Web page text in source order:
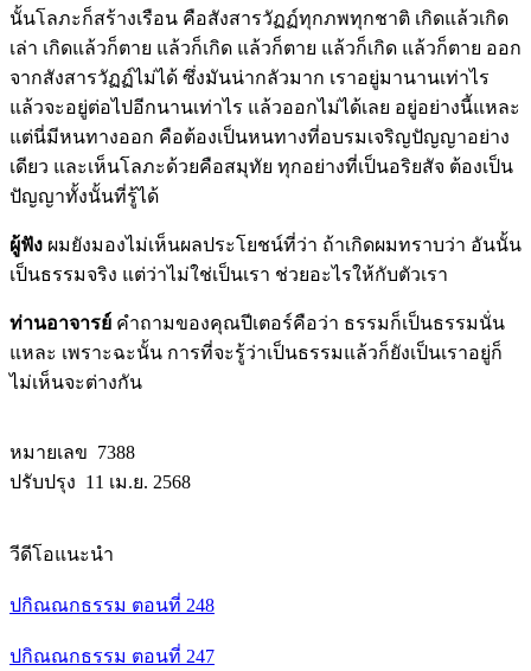
นั้นโลภะก็สร้างเรือน คือสังสารวัฏฏ์ทุกภพทุกชาติ เกิดแล้วเกิด
เล่า เกิดแล้วก็ตาย แล้วก็เกิด แล้วก็ตาย แล้วก็เกิด แล้วก็ตาย ออก
จากสังสารวัฏฏ์ไม่ได้ ซึ่งมันน่ากลัวมาก เราอยู่มานานเท่าไร
แล้วจะอยู่ต่อไปอีกนานเท่าไร แล้วออกไม่ได้เลย อยู่อย่างนี้แหละ
แต่นี่มีหนทางออก คือต้องเป็นหนทางที่อบรมเจริญปัญญาอย่าง
เดียว และเห็นโลภะด้วยคือสมุทัย ทุกอย่างที่เป็นอริยสัจ ต้องเป็น
ปัญญาทั้งนั้นที่รู้ได้
ผู้ฟัง ผมยังมองไม่เห็นผลประโยชน์ที่ว่า ถ้าเกิดผมทราบว่า อันนั้น
เป็นธรรมจริง แต่ว่าไม่ใช่เป็นเรา ช่วยอะไรให้กับตัวเรา
ท่านอาจารย์ คำถามของคุณปีเตอร์คือว่า ธรรมก็เป็นธรรมนั่น
แหละ เพราะฉะนั้น การที่จะรู้ว่าเป็นธรรมแล้วก็ยังเป็นเราอยู่ก็
ไม่เห็นจะต่างกัน
หมายเลข 7388
ปรับปรุง 11 เม.ย. 2568
วีดีโอแนะนำ
ปกิณณกธรรม ตอนที่ 248
ปกิณณกธรรม ตอนที่ 247